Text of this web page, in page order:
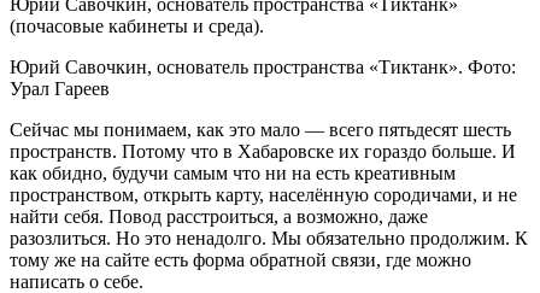
(почасовые кабинеты и среда).
Юрий Савочкин, основатель пространства «Тиктанк». Фото:
Урал Гареев
Сейчас мы понимаем, как это мало — всего пятьдесят шесть
пространств. Потому что в Хабаровске их гораздо больше. И
как обидно, будучи самым что ни на есть креативным
пространством, открыть карту, населённую сородичами, и не
найти себя. Повод расстроиться, а возможно, даже
разозлиться. Но это ненадолго. Мы обязательно продолжим. К
тому же на сайте есть форма обратной связи, где можно
написать о себе.